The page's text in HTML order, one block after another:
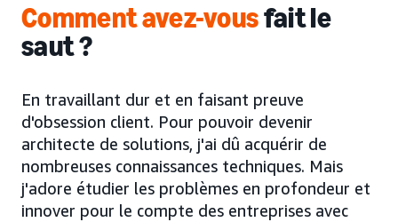
Comment avez-vousfait le
saut ?
En travaillant dur et en faisant preuve
d'obsession client. Pour pouvoir devenir
architecte de solutions, j'ai dû acquérir de
nombreuses connaissances techniques. Mais
j'adore étudier les problèmes en profondeur et
innover pour le compte des entreprises avec